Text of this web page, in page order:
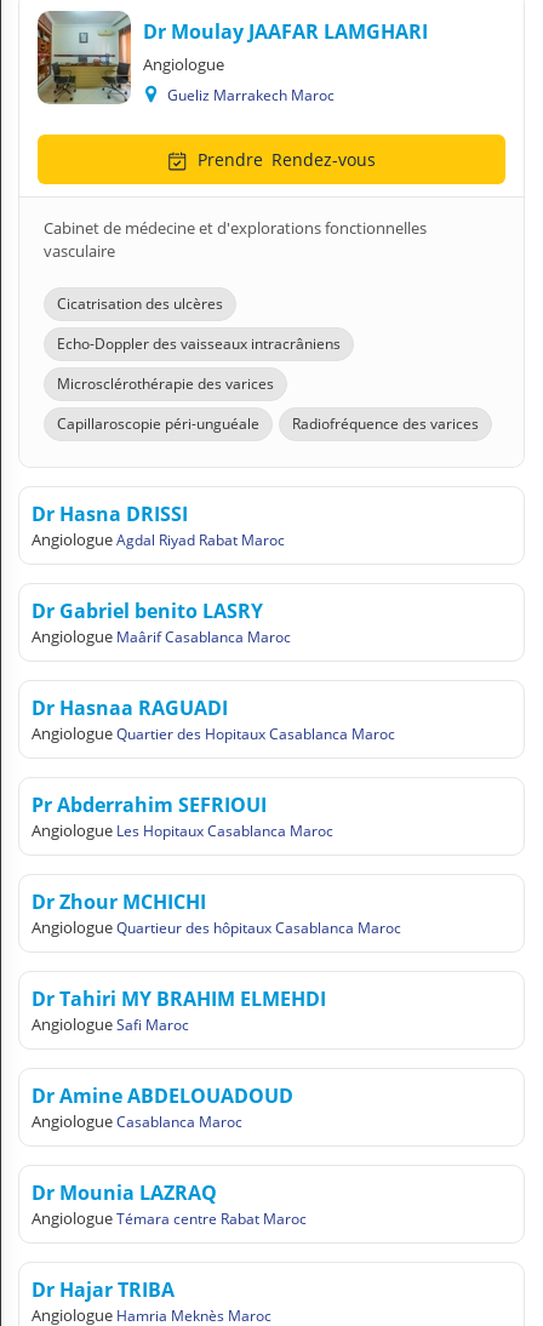
Dr Moulay JAAFAR LAMGHARI
Angiologue
Gueliz Marrakech Maroc
Prendre Rendez-vous
Cabinet de médecine et d'explorations fonctionnelles
vasculaire
Cicatrisation des ulcères
Echo-Doppler des vaisseaux intracrâniens
Microsclérothérapie des varices
Capillaroscopie péri-unguéale
Radiofréquence des varices
Dr Hasna DRISSI
AngiologueAgdal Riyad Rabat Maroc
Dr Gabriel benito LASRY
Angiologue Maârif Casablanca Maroc
Dr Hasnaa RAGUADI
AngiologueQuartier des Hopitaux Casablanca Maroc
Pr Abderrahim SEFRIOUI
Angiologue Les Hopitaux Casablanca Maroc
Dr Zhour MCHICHI
AngiologueQuartieur des hôpitaux Casablanca Maroc
Dr Tahiri MY BRAHIM ELMEHDI
AngiologueSafi Maroc
Dr Amine ABDELOUADOUD
AngiologueCasablanca Maroc
Dr Mounia LAZRAQ
AngiologueTémara centre Rabat Maroc
Dr Hajar TRIBA
Angiologue Hamria Meknès Maroc